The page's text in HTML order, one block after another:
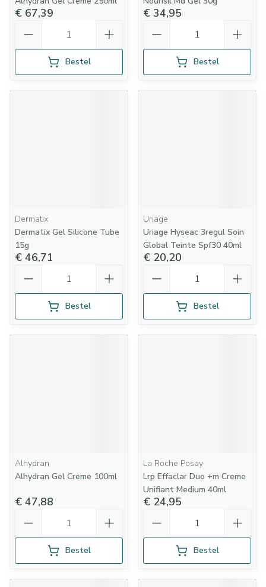
€ 67,39
Bestel
€ 34,95
Bestel
Dermatix
Dermatix Gel Silicone Tube
15g
€ 46,71
Bestel
Uriage
Uriage Hyseac 3regul Soin
Global Teinte Spf30 40ml
€ 20,20
Bestel
Alhydran
Alhydran Gel Creme 100ml
€ 47,88
Bestel
La Roche Posay
Lrp Effaclar Duo +m Creme
Unifiant Medium 40ml
€ 24,95
Bestel